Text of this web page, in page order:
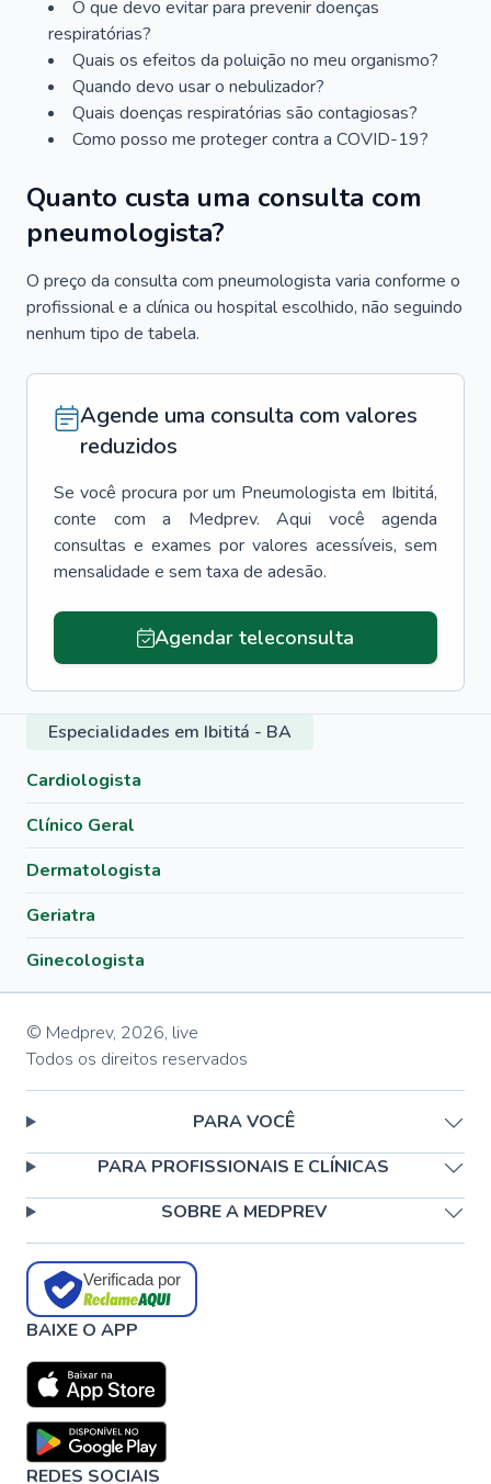
O que devo evitar para prevenir doenças
respiratórias?
Quais os efeitos da poluição no meu organismo?
Quando devo usar o nebulizador?
Quais doenças respiratórias são contagiosas?
Como posso me proteger contra a COVID-19?
Quanto custa uma consulta com
pneumologista?
O preço da consulta com pneumologista varia conforme o
profissional e a clínica ou hospital escolhido, não seguindo
nenhum tipo de tabela.
Agende uma consulta com valores
reduzidos
Se você procura por um Pneumologista em Ibititá,
conte com a Medprev. Aqui você agenda
consultas e exames por valores acessíveis, sem
mensalidade e sem taxa de adesão.
Agendar teleconsulta
Especialidades em Ibititá - BA
Cardiologista
Clínico Geral
Dermatologista
Geriatra
Ginecologista
© Medprev, 2026, live
Todos os direitos reservados
PARA VOCÊ
PARA PROFISSIONAIS E CLÍNICAS
SOBRE A MEDPREV
Verificada por
BAIXE O APP
REDES SOCIAIS